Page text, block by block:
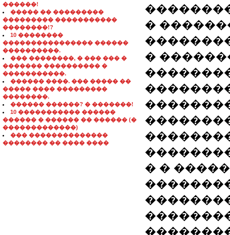
������!
����� �� ���������
��������� �����������
��������!?
10 ��������
���������������� ������
����������.
��� ��������, � ��� ��� �
������� ���������� �
�����������.
������ ����. ��� ����� ��
����� ���� ���������
��������.
������ ������? � �������!
10 ����������� ������
������ � ������ �� ������ (�
�������������)
��� ��������������
�������� �� ���� ����
�
�
� �